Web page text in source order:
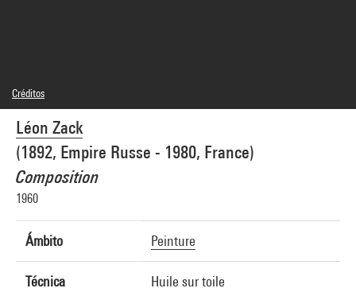
Léon Zack
(1892, Empire Russe - 1980, France)
Composition
1960
Ámbito Peinture
Técnica Huile sur toile
Créditos
© Adagp, Paris
Créditos fotográficos : Centre Pompidou, MNAM-CCI/Philippe Migeat/Dist.
GrandPalaisRmn
Referencia de la imagen : 4R08249 [1989 CX 0080]
Difusión de la imagen :